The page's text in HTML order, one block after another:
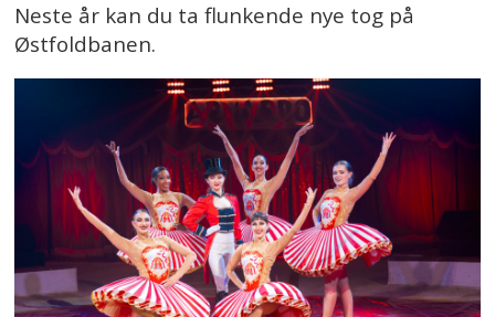
Neste år kan du ta flunkende nye tog på
Østfoldbanen.